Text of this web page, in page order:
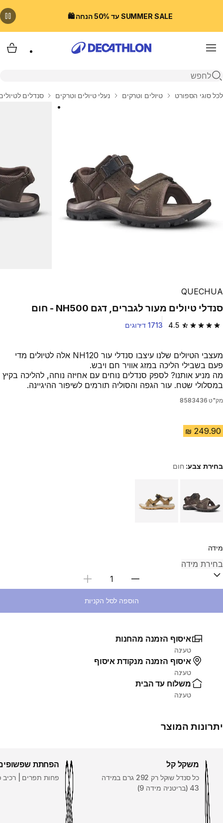
SUMMER SALE עד 50% הנחה 🛍️
Menu
פתיחת חיפוש
בית
לכל סוגי הספורט טיולים וטרקים נעלי טיולים וטרקים סנדלים
QUECHUA
סנדלי טיולים מעור לגברים, דגם NH500 - חום
4.5 4.5 out of 5 stars from 1713 reviews 1713 דירוגים
מעצבי הטיולים שלנו עיצבו סנדלי עור NH120 אלה לטיולים מדי
פעם בשבילי הליכה במזג אוויר חם ויבש.
מה מניע אותנו? לספק סנדלים נוחים עם אחיזה נוחה, להליכה בקיץ
במסלולי שטח. עור הגפה והסוליה תורמים לשיפור ההיגיינה.
מק"ט 8583436
בחירת צבע: חום
מידה
בחירת כמות
הוספה לסל הקניות
איסוף הזמנה מהחנות
טעינה
איסוף הזמנה מנקודת איסוף
טעינה
משלוח עד הבית
טעינה
יתרונות המוצר
משקל קל
כל סנדל שוקל רק 292 גרם במידה
43 (בריטניה מידה 9)
הפחתת
פחות תפרים | רכיב